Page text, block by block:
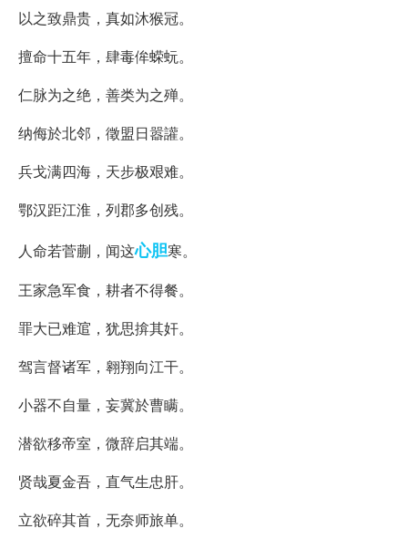
以之致鼎贵，真如沐猴冠。
擅命十五年，肆毒侔蝾蚖。
仁脉为之绝，善类为之殚。
纳侮於北邻，徵盟日嚣讙。
兵戈满四海，天步极艰难。
鄂汉距江淮，列郡多创残。
人命若菅蒯，闻这心胆寒。
王家急军食，耕者不得餐。
罪大已难逭，犹思揜其奸。
驾言督诸军，翱翔向江干。
小器不自量，妄冀於曹瞒。
潜欲移帝室，微辞启其端。
贤哉夏金吾，直气生忠肝。
立欲碎其首，无奈师旅单。